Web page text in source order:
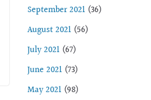
September 2021 (36)
August 2021 (56)
July 2021 (67)
June 2021 (73)
May 2021 (98)